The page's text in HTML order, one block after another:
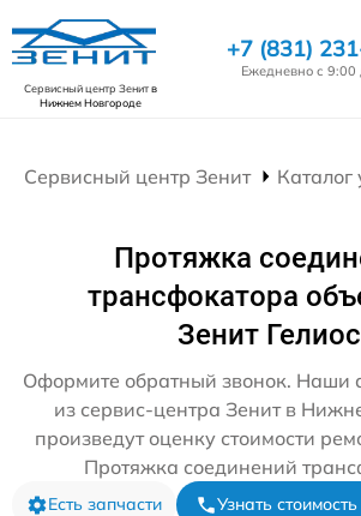
Сервисный центр Зенитв
Нижнем Новгороде
+7 (831)
Ежедневно с 9:00
Сервисный центр Зенит Каталог
Протяжка
трансфокатора
Зенит Гелиос
Оформите обратный звонок. Наши
из сервис-центра Зенит в
произведут оценку стоимости
Протяжка соединений
Есть запчасти Узнать стоимость